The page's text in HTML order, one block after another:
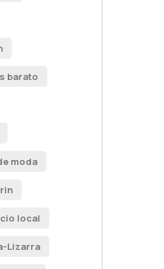
barato
moda
local
Lizarra